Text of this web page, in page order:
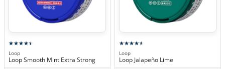
Loop
Loop Smooth Mint Extra Strong
Loop
Loop Jalapeño Lime